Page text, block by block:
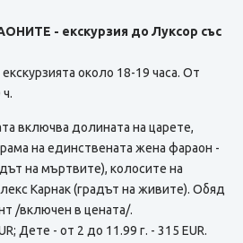
- екскурзия до Луксор със
около 18-19 часа. От
включва долината на царете,
на единствената жена фараон -
на мъртвите), колосите на
Карнак (градът на живите). Обяд
/включен в цената/.
Дете - от 2 до 11.99 г. - 315 EUR.